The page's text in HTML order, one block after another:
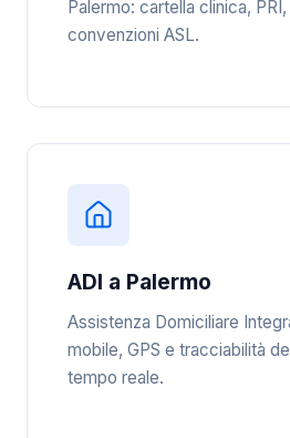
Palermo: cartella clinica,
convenzioni ASL.
ADI a Palermo
Assistenza Domiciliare
mobile, GPS e tracciabilità
tempo reale.